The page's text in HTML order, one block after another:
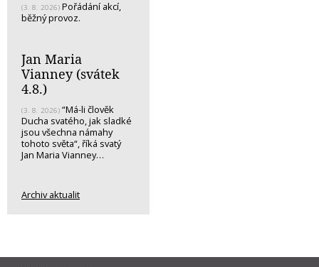
(3. 8. 2026) Pořádání akcí,
běžný provoz.
Jan Maria
Vianney (svátek
4.8.)
(3. 8. 2026) “Má-li člověk
Ducha svatého, jak sladké
jsou všechna námahy
tohoto světa“, říká svatý
Jan Maria Vianney…
Archiv aktualit